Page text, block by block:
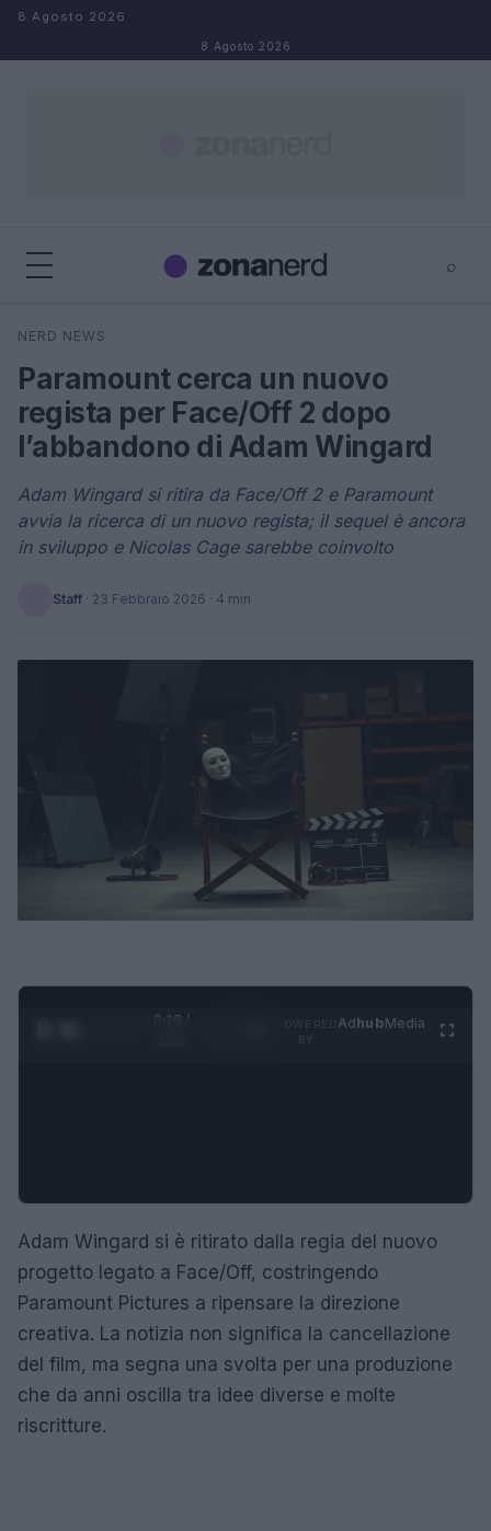
Salta al contenuto
8 Agosto 2026
8 Agosto 2026
⌕
Cerca
NERD NEWS
Paramount cerca un nuovo
regista per Face/Off 2 dopo
l’abbandono di Adam Wingard
Adam Wingard si ritira da Face/Off 2 e Paramount
avvia la ricerca di un nuovo regista; il sequel è ancora
in sviluppo e Nicolas Cage sarebbe coinvolto
Staff · 23 Febbraio 2026 · 4 min
0:29 /
AdhubMedia
Adam Wingard si è ritirato dalla regia del nuovo
progetto legato a Face/Off, costringendo
Paramount Pictures a ripensare la direzione
creativa. La notizia non significa la cancellazione
del film, ma segna una svolta per una produzione
che da anni oscilla tra idee diverse e molte
riscritture.